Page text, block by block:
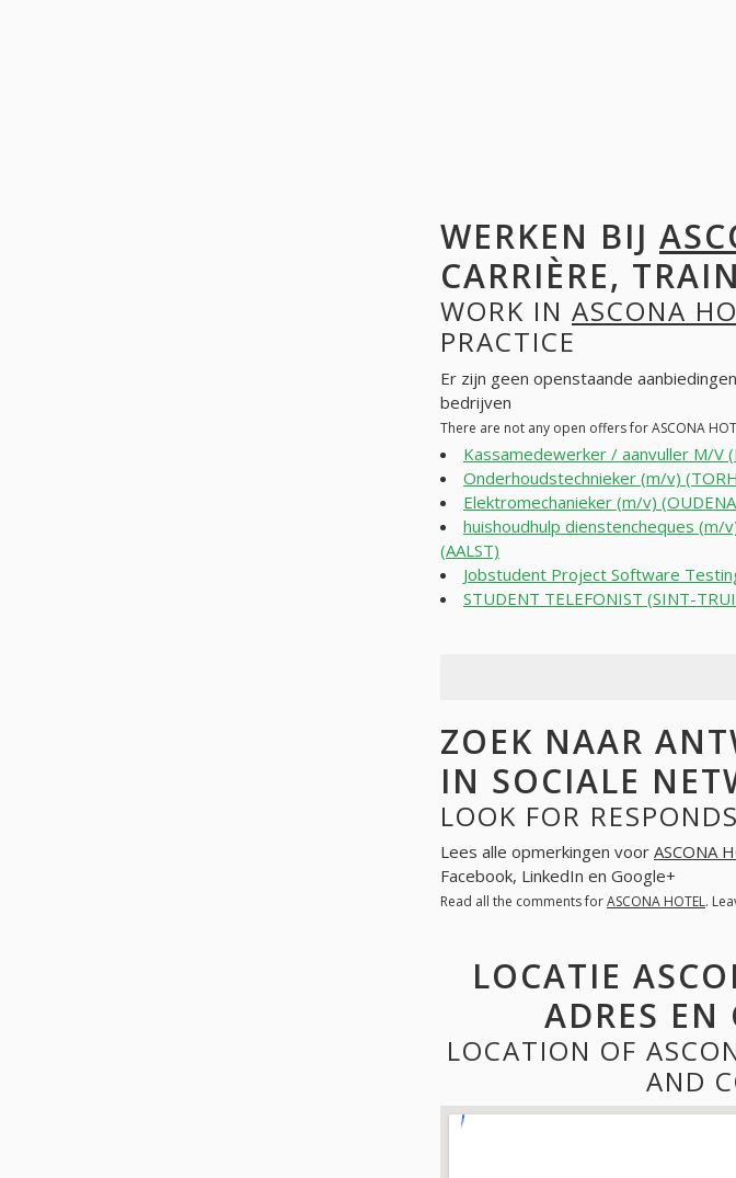
WERKEN BIJ
CARRIÈRE,
WORK IN ASCONA
PRACTICE
Er zijn geen openstaande
bedrijven
There are not any open offers for ASCONA
Kassamedewerker / aanvuller M/V
Onderhoudstechnieker (m/v)
Elektromechanieker (m/v)
huishoudhulp dienstencheques (m/
(AALST)
Jobstudent Project Software
STUDENT TELEFONIST (SINT-
ZOEK NAAR
IN SOCIALE
LOOK FOR
Lees alle opmerkingen voor ASCONA
Facebook, LinkedIn en Google+
Read all the comments forASCONA HOTEL.
LOCATIE
ADRES
LOCATION OF
AND